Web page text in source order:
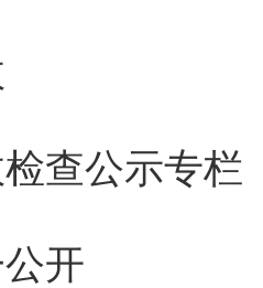
查公示专栏
开